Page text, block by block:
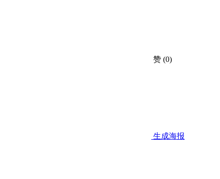
赞 (0)
生成海报